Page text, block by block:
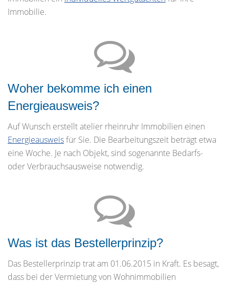
Immobilie.
Woher bekomme ich einen
Energieausweis?
Auf Wunsch erstellt atelier rheinruhr Immobilien einen
Energieausweisfür Sie. Die Bearbeitungszeit beträgt etwa
eine Woche. Je nach Objekt, sind sogenannte Bedarfs-
oder Verbrauchsausweise notwendig.
Was ist das Bestellerprinzip?
Das Bestellerprinzip trat am 01.06.2015 in Kraft. Es besagt,
dass bei der Vermietung von Wohnimmobilien